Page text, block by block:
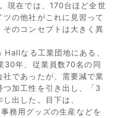
現在では、170台ほど全世
の他社がこれに見習って
のコンセプトは大きく異
なる工業団地にある、
年、従業員数70名の同
であったが、需要減で業
加工性を引き出し、「3
出した。目下は、
務用グッズの生産などを